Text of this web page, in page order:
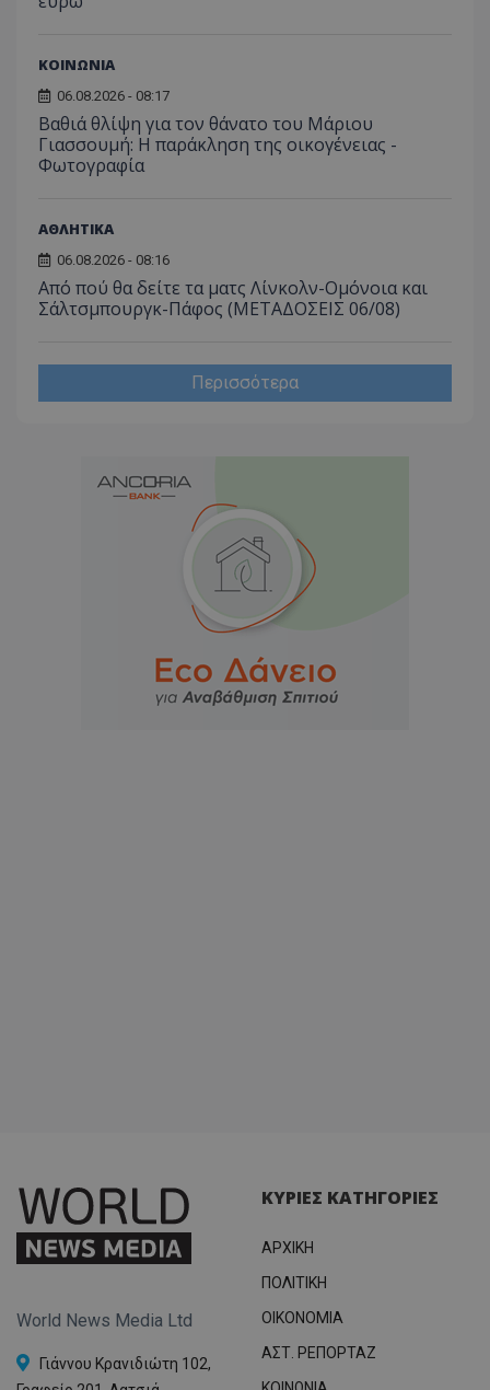
ΚΟΙΝΩΝΙΑ
06.08.2026 - 08:17
Βαθιά θλίψη για τον θάνατο του Μάριου
Γιασσουμή: Η παράκληση της οικογένειας -
Φωτογραφία
ΑΘΛΗΤΙΚΑ
06.08.2026 - 08:16
Από πού θα δείτε τα ματς Λίνκολν-Ομόνοια και
Σάλτσμπουργκ-Πάφος (ΜΕΤΑΔΟΣΕΙΣ 06/08)
Περισσότερα
World News Media Ltd
Γιάννου Κρανιδιώτη 102,
ΚΥΡΙΕΣ ΚΑΤΗΓΟΡΙΕΣ
ΑΡΧΙΚΗ
ΠΟΛΙΤΙΚΗ
OIKONOMIA
ΑΣΤ. ΡΕΠΟΡΤΑΖ